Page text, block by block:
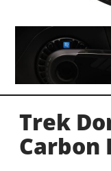
Trek
Carbon